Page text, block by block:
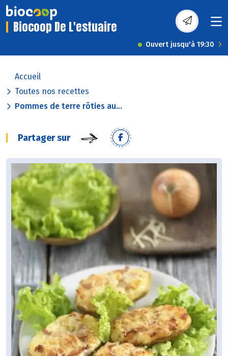
Biocoop De L'estuaire
Ouvert jusqu'à 19:30
Accueil
Toutes nos recettes
Pommes de terre rôties au...
Partager sur